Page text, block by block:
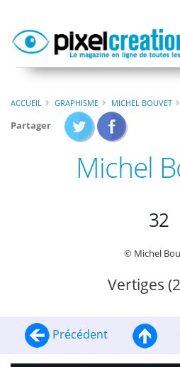
ACCUEIL GRAPHISME MICHEL BOUVET
Partager
Michel
32
© Michel
Vertiges
Précédent